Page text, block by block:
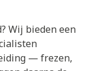
Wij bieden een
— frezen,